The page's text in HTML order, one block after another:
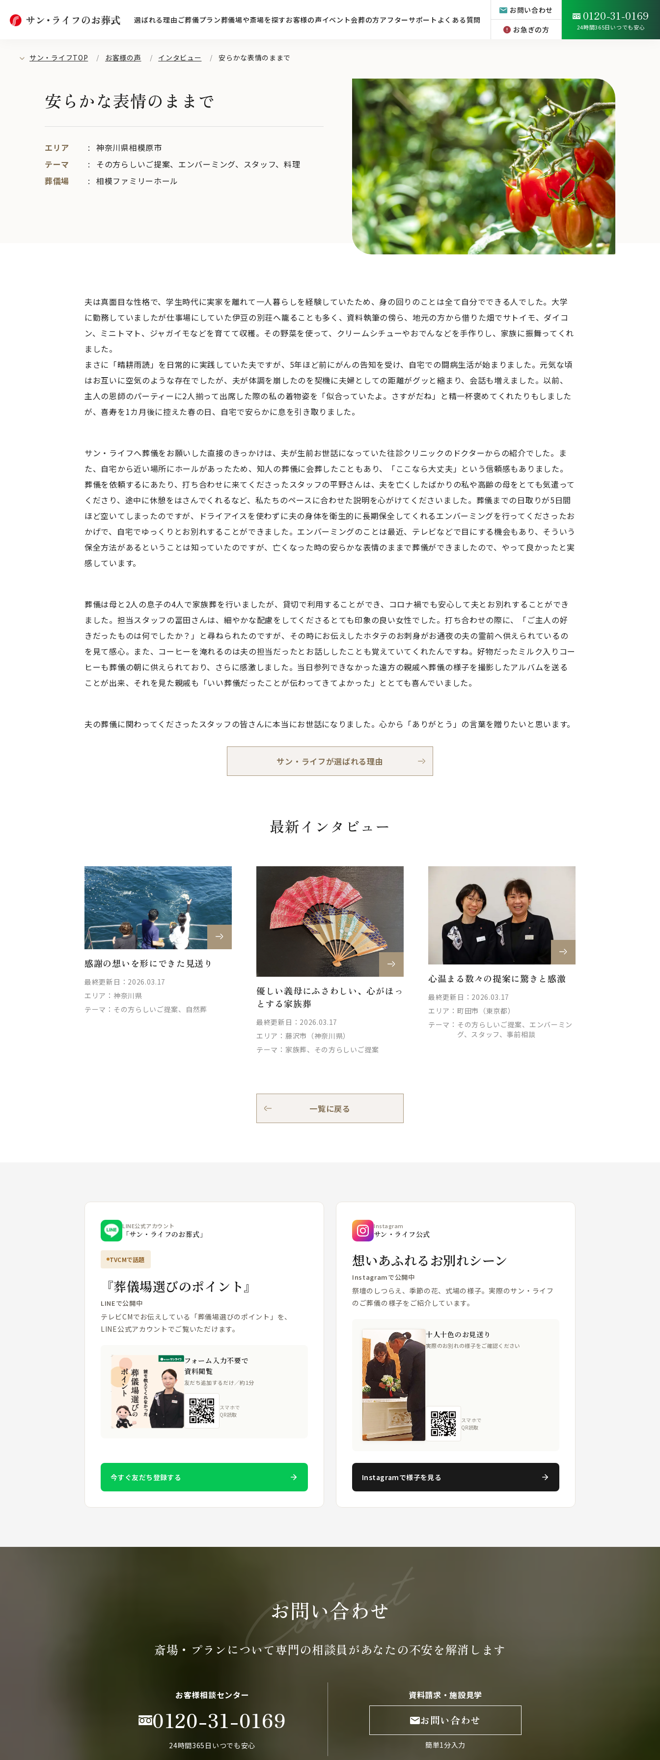
選ばれる理由 ご葬儀プラン葬儀場や斎場を探すお客様の声イベント会葬の方アフターサポート よくある質問
お問い合わせ
お急ぎの方
0120-31-0169
24時間365日いつでも安心
サン・ライフTOP お客様の声 インタビュー 安らかな表情のままで
安らかな表情のままで
エリア
神奈川県相模原市
テーマ
その方らしいご提案、 エンバーミング、 スタッフ、料理
葬儀場
相模ファミリーホール
夫は真面目な性格で、学生時代に実家を離れて一人暮らしを経験していたため、身の回りのことは全て自分でできる人でした。大学
に勤務していましたが仕事場にしていた伊豆の別荘へ籠ることも多く、資料執筆の傍ら、地元の方から借りた畑でサトイモ、ダイコ
ン、ミニトマト、ジャガイモなどを育てて収穫。その野菜を使って、クリームシチューやおでんなどを手作りし、家族に振舞ってくれ
ました。
まさに「晴耕雨読」を日常的に実践していた夫ですが、5年ほど前にがんの告知を受け、自宅での闘病生活が始まりました。元気な頃
はお互いに空気のような存在でしたが、夫が体調を崩したのを契機に夫婦としての距離がグッと縮まり、会話も増えました。以前、
主人の恩師のパーティーに2人揃って出席した際の私の着物姿を「似合っていたよ。さすがだね」と精一杯褒めてくれたりもしました
が、喜寿を1カ月後に控えた春の日、自宅で安らかに息を引き取りました。
サン・ライフへ葬儀をお願いした直接のきっかけは、夫が生前お世話になっていた往診クリニックのドクターからの紹介でした。ま
た、自宅から近い場所にホールがあったため、知人の葬儀に会葬したこともあり、「ここなら大丈夫」という信頼感もありました。
葬儀を依頼するにあたり、打ち合わせに来てくださったスタッフの平野さんは、夫を亡くしたばかりの私や高齢の母をとても気遣って
くださり、途中に休憩をはさんでくれるなど、私たちのペースに合わせた説明を心がけてくださいました。葬儀までの日取りが5日間
ほど空いてしまったのですが、ドライアイスを使わずに夫の身体を衛生的に長期保全してくれるエンバーミングを行ってくださったお
かげで、自宅でゆっくりとお別れすることができました。エンバーミングのことは最近、テレビなどで目にする機会もあり、そういう
保全方法があるということは知っていたのですが、亡くなった時の安らかな表情のままで葬儀ができましたので、やって良かったと実
感しています。
葬儀は母と2人の息子の4人で家族葬を行いましたが、貸切で利用することができ、コロナ禍でも安心して夫とお別れすることができ
ました。担当スタッフの冨田さんは、細やかな配慮をしてくださるとても印象の良い女性でした。打ち合わせの際に、「ご主人の好
きだったものは何でしたか？」と尋ねられたのですが、その時にお伝えしたホタテのお刺身がお通夜の夫の霊前へ供えられているの
を見て感心。また、コーヒーを淹れるのは夫の担当だったとお話ししたことも覚えていてくれたんですね。好物だったミルク入りコー
ヒーも葬儀の朝に供えられており、さらに感激しました。当日参列できなかった遠方の親戚へ葬儀の様子を撮影したアルバムを送る
ことが出来、それを見た親戚も「いい葬儀だったことが伝わってきてよかった」ととても喜んでいました。
夫の葬儀に関わってくださったスタッフの皆さんに本当にお世話になりました。心から「ありがとう」の言葉を贈りたいと思います。
サン・ライフが選ばれる理由
最新インタビュー
感謝の想いを形にできた見送り
最終更新日：2026.03.17
エリア： 神奈川県
テーマ： その方らしいご提案、自然葬
優しい義母にふさわしい、心がほっ
とする家族葬
最終更新日：2026.03.17
エリア： 藤沢市（神奈川県）
テーマ： 家族葬、その方らしいご提案
心温まる数々の提案に驚きと感激
最終更新日：2026.03.17
エリア： 町田市（東京都）
テーマ： その方らしいご提案、エンバーミン
グ、スタッフ、事前相談
一覧に戻る
LINE公式アカウント
「サン・ライフのお葬式」
TVCMで話題
『葬儀場選びのポイント』
LINEで公開中
テレビCMでお伝えしている「葬儀場選びのポイント」を、
LINE公式アカウントでご覧いただけます。
フォーム入力不要で
資料閲覧
友だち追加するだけ／約1分
スマホで
QR読取
今すぐ友だち登録する
Instagram
サン・ライフ公式
想いあふれるお別れシーン
Instagramで公開中
祭壇のしつらえ、季節の花、式場の様子。実際のサン・ライフ
のご葬儀の様子をご紹介しています。
十人十色のお見送り
実際のお別れの様子をご確認ください
スマホで
QR読取
Instagramで様子を見る
お問い合わせ
斎場・プランについて専門の相談員があなたの不安を解消します
お客様相談センター
0120-31-0169
24時間365日いつでも安心
資料請求・施設見学
お問い合わせ
簡単1分入力